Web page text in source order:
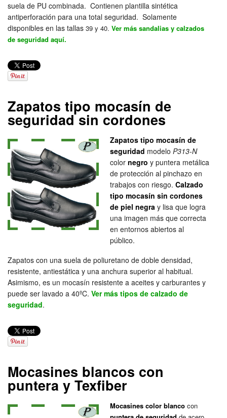
suela de PU combinada. Contienen plantilla sintética
antiperforación para una total seguridad. Solamente
disponibles en las tallas 39 y 40. Ver más sandalias y calzados
de seguridad aquí.
Zapatos tipo mocasín de
seguridad sin cordones
Zapatos tipo mocasín de
seguridad modelo P313-N
color negro y puntera metálica
de protección al pinchazo en
trabajos con riesgo. Calzado
tipo mocasín sin cordones
de piel negra y lisa que logra
una imagen más que correcta
en entornos abiertos al
público.
Zapatos con una suela de poliuretano de doble densidad,
resistente, antiestática y una anchura superior al habitual.
Asimismo, es un mocasín resistente a aceites y carburantes y
puede ser lavado a 40ºC. Ver más tipos de calzado de
seguridad.
Mocasines blancos con
puntera y Texfiber
Mocasines color blanco con